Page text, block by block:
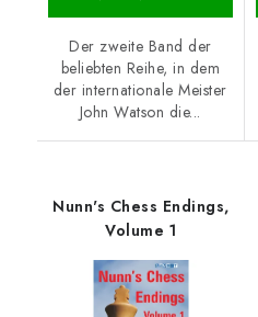
Der zweite Band der
beliebten Reihe, in dem
der internationale Meister
John Watson die...
Nunn's Chess Endings,
Volume 1